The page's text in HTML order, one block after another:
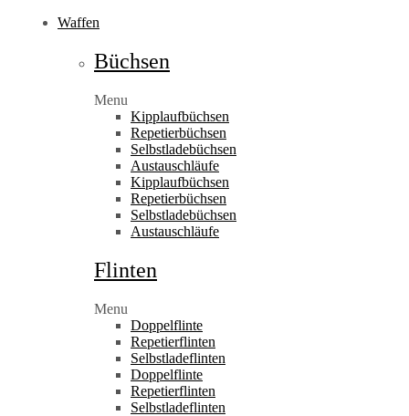
Waffen
Büchsen
Menu
Kipplaufbüchsen
Repetierbüchsen
Selbstladebüchsen
Austauschläufe
Kipplaufbüchsen
Repetierbüchsen
Selbstladebüchsen
Austauschläufe
Flinten
Menu
Doppelflinte
Repetierflinten
Selbstladeflinten
Doppelflinte
Repetierflinten
Selbstladeflinten